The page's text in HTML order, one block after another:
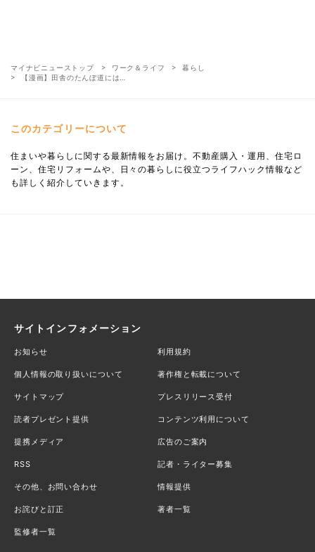
マイナビニューストップ ワーク＆ライフ
暮らし
【漫画】田舎のたんぼ道には…
このカテゴリーについて
住まいや暮らしに関する最新情報をお届け。不動産購入・運用、住宅ロ
ーン、住宅リフォームや、日々の暮らしに役立つライフハック情報など
も詳しく紹介していきます。
サイトインフォメーション
お知らせ 利用規約
個人情報の取り扱いについて 著作権と転載について
サイトマップ プレスリリース受付
読者プレゼント提供 コンテンツ利用について
提携メディア 広告のご案内
RSS 記者・ライター募集
その他、お問い合わせ 情報提供
お詫びと訂正 著者一覧
監修者一覧